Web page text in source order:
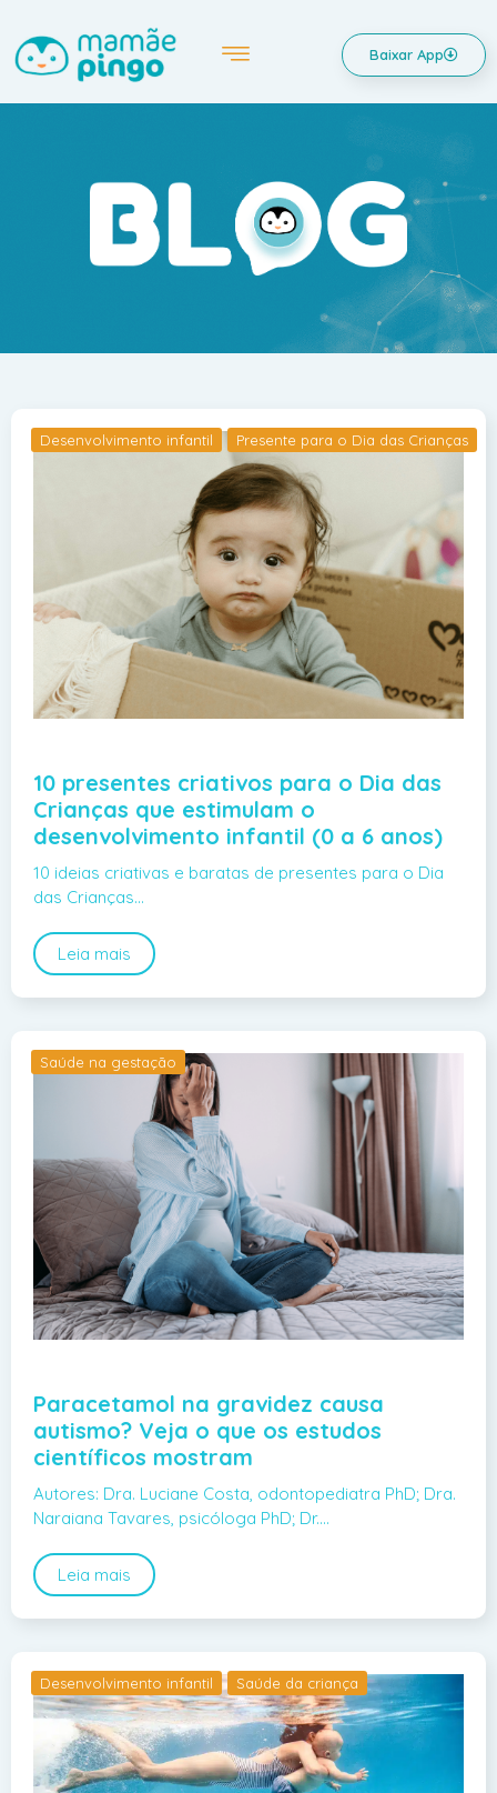
Baixar App
Desenvolvimento infantil Presente para o Dia das Crianças
10 presentes criativos para o Dia das
Crianças que estimulam o
desenvolvimento infantil (0 a 6 anos)
10 ideias criativas e baratas de presentes para o Dia
das Crianças…
Leia mais
Saúde na gestação
Paracetamol na gravidez causa
autismo? Veja o que os estudos
científicos mostram
Autores: Dra. Luciane Costa, odontopediatra PhD; Dra.
Naraiana Tavares, psicóloga PhD; Dr.…
Leia mais
Desenvolvimento infantil Saúde da criança